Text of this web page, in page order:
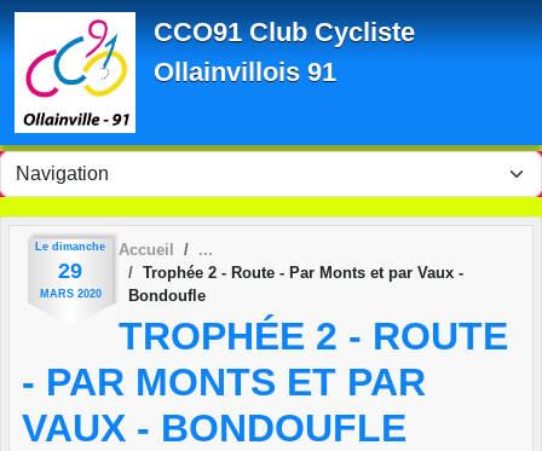
CCO91 Club Cycliste
Ollainvillois 91
Le dimanche
29
MARS 2020
Accueil
Trophée 2 - Route - Par Monts et par Vaux -
Bondoufle
TROPHÉE 2 - ROUTE
- PAR MONTS ET PAR
VAUX - BONDOUFLE
Panneau de gestion des cookies